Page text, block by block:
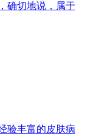
确切地说，属于
验丰富的皮肤病